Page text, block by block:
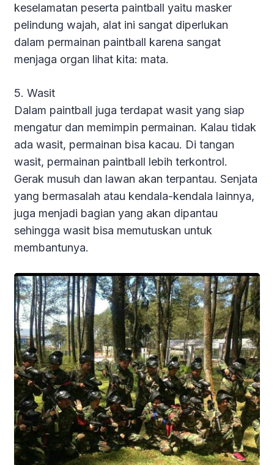
keselamatan peserta paintball yaitu masker
pelindung wajah, alat ini sangat diperlukan
dalam permainan paintball karena sangat
menjaga organ lihat kita: mata.
5. Wasit
Dalam paintball juga terdapat wasit yang siap
mengatur dan memimpin permainan. Kalau tidak
ada wasit, permainan bisa kacau. Di tangan
wasit, permainan paintball lebih terkontrol.
Gerak musuh dan lawan akan terpantau. Senjata
yang bermasalah atau kendala-kendala lainnya,
juga menjadi bagian yang akan dipantau
sehingga wasit bisa memutuskan untuk
membantunya.